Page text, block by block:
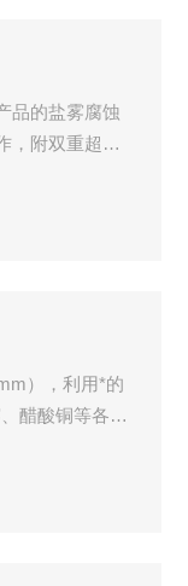
品的盐雾腐蚀
，附双重超温
），利用*的
醋酸铜等各种